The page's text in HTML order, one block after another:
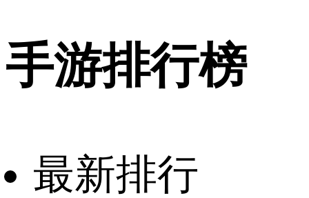
手游排行榜
最新排行